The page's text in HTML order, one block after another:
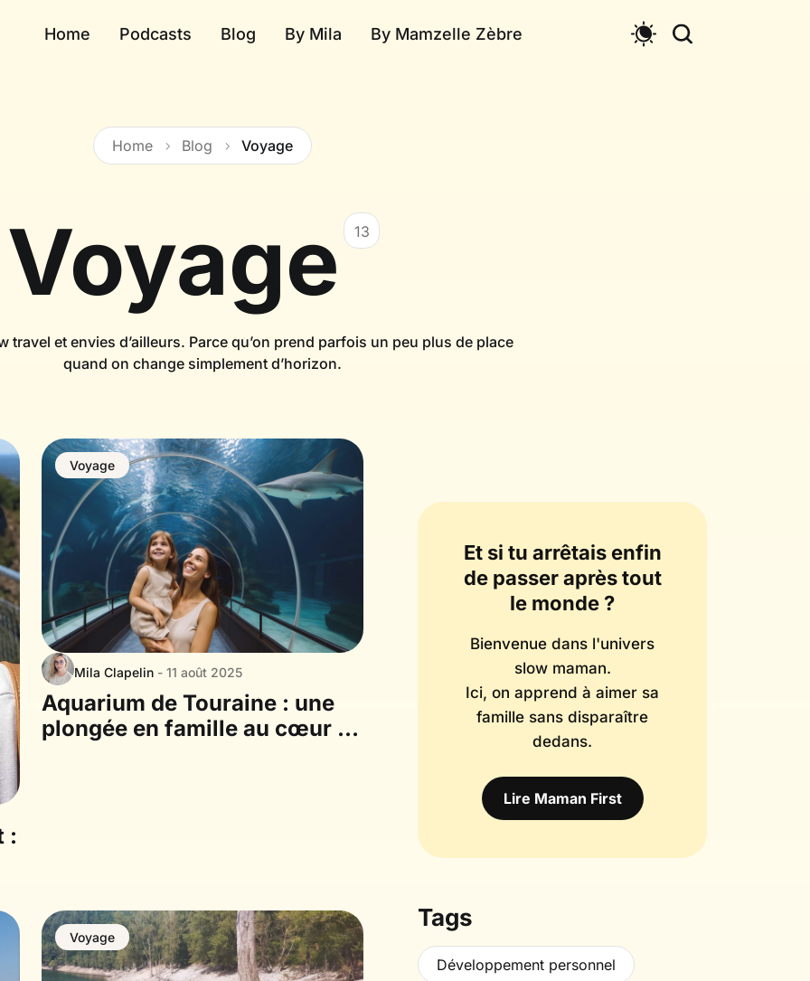
Home Podcasts Blog By Mila By Mamzelle Zèbre
Home Blog Voyage
Voyage13
travel et envies d’ailleurs. Parce qu’on prend parfois un peu plus de place
quand on change simplement d’horizon.
:
Voyage
Mila Clapelin - 11 août 2025
Aquarium de Touraine : une
plongée en famille au cœur de
Voyage
Et si tu arrêtais enfin
de passer après tout
le monde ?
Bienvenue dans l'univers
slow maman.
Ici, on apprend à aimer sa
famille sans disparaître
dedans.
Lire Maman First
Tags
Développement personnel